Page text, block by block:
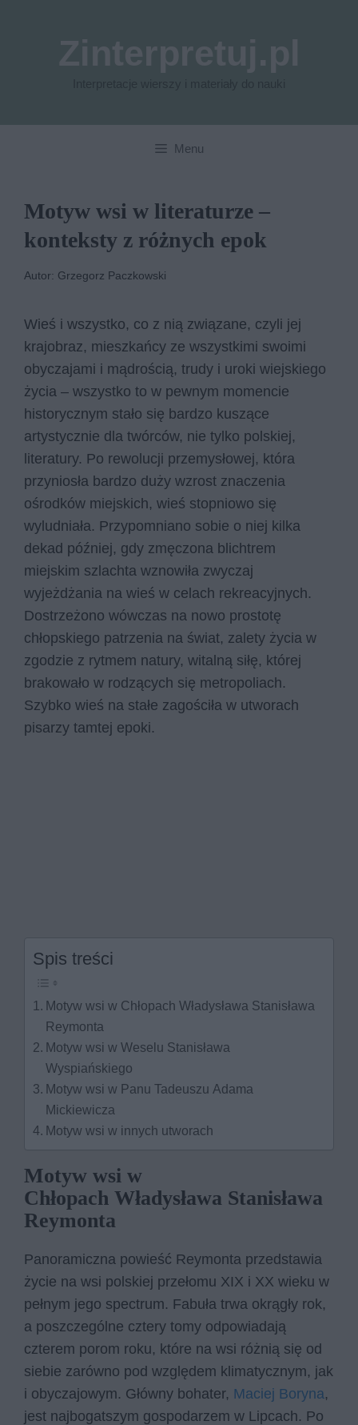
Menu
Motyw wsi w literaturze –
konteksty z różnych epok
Autor: Grzegorz Paczkowski
Wieś i wszystko, co z nią związane, czyli jej
krajobraz, mieszkańcy ze wszystkimi swoimi
obyczajami i mądrością, trudy i uroki wiejskiego
życia – wszystko to w pewnym momencie
historycznym stało się bardzo kuszące
artystycznie dla twórców, nie tylko polskiej,
literatury. Po rewolucji przemysłowej, która
przyniosła bardzo duży wzrost znaczenia
ośrodków miejskich, wieś stopniowo się
wyludniała. Przypomniano sobie o niej kilka
dekad później, gdy zmęczona blichtrem
miejskim szlachta wznowiła zwyczaj
wyjeżdżania na wieś w celach rekreacyjnych.
Dostrzeżono wówczas na nowo prostotę
chłopskiego patrzenia na świat, zalety życia w
zgodzie z rytmem natury, witalną siłę, której
brakowało w rodzących się metropoliach.
Szybko wieś na stałe zagościła w utworach
pisarzy tamtej epoki.
Spis treści
Motyw wsi w Chłopach Władysława Stanisława
Reymonta
Motyw wsi w Weselu Stanisława
Wyspiańskiego
Motyw wsi w Panu Tadeuszu Adama
Mickiewicza
Motyw wsi w innych utworach
Motyw wsi w
Chłopach Władysława Stanisława
Reymonta
Panoramiczna powieść Reymonta przedstawia
życie na wsi polskiej przełomu XIX i XX wieku w
pełnym jego spectrum. Fabuła trwa okrągły rok,
a poszczególne cztery tomy odpowiadają
czterem porom roku, które na wsi różnią się od
siebie zarówno pod względem klimatycznym, jak
i obyczajowym. Główny bohater, Maciej Boryna,
jest najbogatszym gospodarzem w Lipcach. Po